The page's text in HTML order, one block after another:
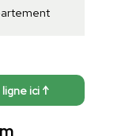
ici ↑